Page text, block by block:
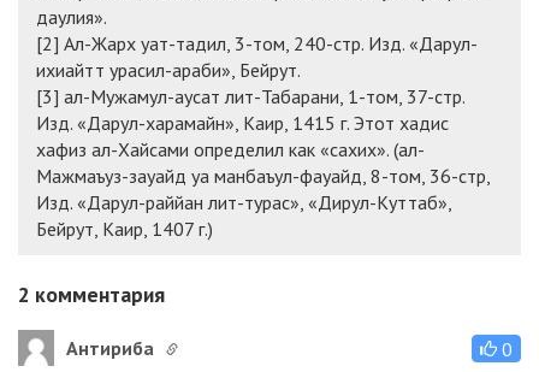
даулия».
[2] Ал-Жарх уат-тадил, 3-том, 240-стр. Изд. «Дарул-
ихиайтт урасил-араби», Бейрут.
[3] ал-Мужамул-аусат лит-Табарани, 1-том, 37-стр.
Изд. «Дарул-харамайн», Каир, 1415 г. Этот хадис
хафиз ал-Хайсами определил как «сахих». (ал-
Мажмаъуз-зауайд уа манбаъул-фауайд, 8-том, 36-стр,
Изд. «Дарул-раййан лит-турас», «Дирул-Куттаб»,
Бейрут, Каир, 1407 г.)
2 комментария
Антириба
0